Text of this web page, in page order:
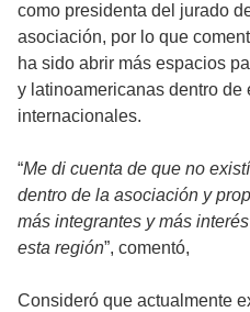
como presidenta del jurado
asociación, por lo que
ha sido abrir más espacios
y latinoamericanas dentro de
internacionales.
“Me di cuenta de que no
dentro de la asociación y
más integrantes y más
esta región”, comentó,
Consideró que actualmente